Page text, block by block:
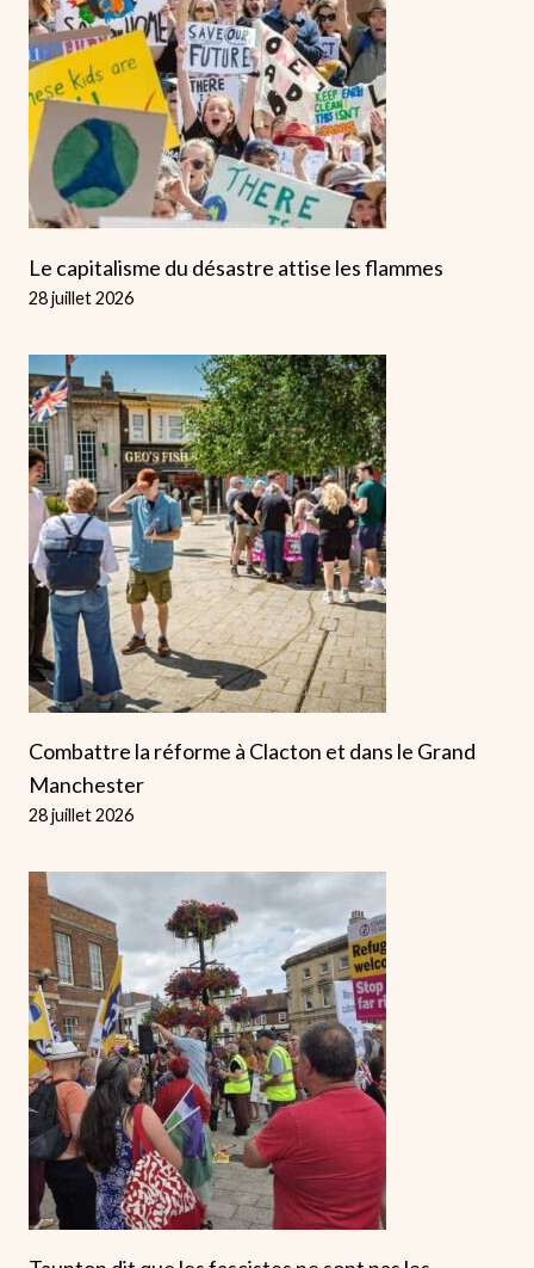
Le capitalisme du désastre attise les flammes
28 juillet 2026
Combattre la réforme à Clacton et dans le Grand
Manchester
28 juillet 2026